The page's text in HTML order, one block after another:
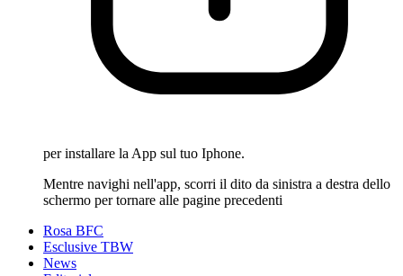
per installare la App sul tuo Iphone.
Mentre navighi nell'app, scorri il dito da sinistra a destra dello
schermo per tornare alle pagine precedenti
Rosa BFC
Esclusive TBW
News